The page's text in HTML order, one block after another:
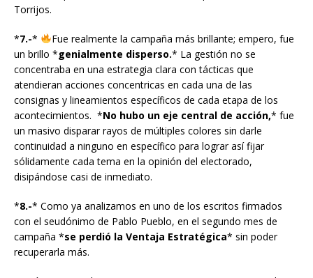
Torrijos.
*7.-*
Fue realmente la campaña más brillante; empero, fue
un brillo *genialmente disperso.* La gestión no se
concentraba en una estrategia clara con tácticas que
atendieran acciones concentricas en cada una de las
consignas y lineamientos específicos de cada etapa de los
acontecimientos. *No hubo un eje central de acción,* fue
un masivo disparar rayos de múltiples colores sin darle
continuidad a ninguno en específico para lograr así fijar
sólidamente cada tema en la opinión del electorado,
disipándose casi de inmediato.
*8.-* Como ya analizamos en uno de los escritos firmados
con el seudónimo de Pablo Pueblo, en el segundo mes de
campaña *se perdió la Ventaja Estratégica* sin poder
recuperarla más.